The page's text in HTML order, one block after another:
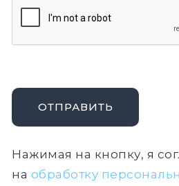
ОТПРАВИТЬ
Нажимая на кнопку, я
на обработку